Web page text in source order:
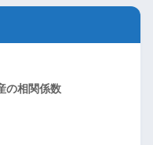
の相関係数